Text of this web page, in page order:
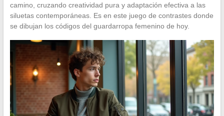
camino, cruzando creatividad pura y adaptación efectiva a las
siluetas contemporáneas. Es en este juego de contrastes donde
se dibujan los códigos del guardarropa femenino de hoy.